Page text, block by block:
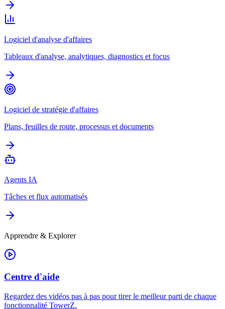
Logiciel d'analyse d'affaires
Tableaux d'analyse, analytiques, diagnostics et focus
Logiciel de stratégie d'affaires
Plans, feuilles de route, processus et documents
Agents IA
Tâches et flux automatisés
Apprendre & Explorer
Centre d'aide
Regardez des vidéos pas à pas pour tirer le meilleur parti de chaque
fonctionnalité TowerZ.